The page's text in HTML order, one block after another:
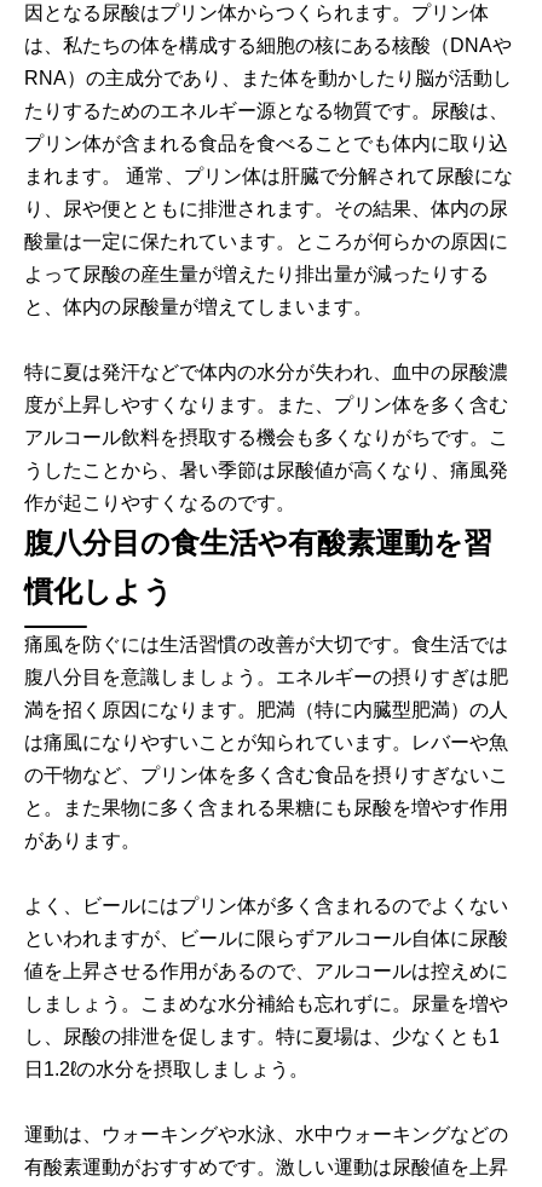
因となる尿酸はプリン体からつくられます。プリン体
は、私たちの体を構成する細胞の核にある核酸（DNAや
RNA）の主成分であり、また体を動かしたり脳が活動し
たりするためのエネルギー源となる物質です。尿酸は、
プリン体が含まれる食品を食べることでも体内に取り込
まれます。 通常、プリン体は肝臓で分解されて尿酸にな
り、尿や便とともに排泄されます。その結果、体内の尿
酸量は一定に保たれています。ところが何らかの原因に
よって尿酸の産生量が増えたり排出量が減ったりする
と、体内の尿酸量が増えてしまいます。
特に夏は発汗などで体内の水分が失われ、血中の尿酸濃
度が上昇しやすくなります。また、プリン体を多く含む
アルコール飲料を摂取する機会も多くなりがちです。こ
うしたことから、暑い季節は尿酸値が高くなり、痛風発
作が起こりやすくなるのです。
腹八分目の食生活や有酸素運動を習
慣化しよう
痛風を防ぐには生活習慣の改善が大切です。食生活では
腹八分目を意識しましょう。エネルギーの摂りすぎは肥
満を招く原因になります。肥満（特に内臓型肥満）の人
は痛風になりやすいことが知られています。レバーや魚
の干物など、プリン体を多く含む食品を摂りすぎないこ
と。また果物に多く含まれる果糖にも尿酸を増やす作用
があります。
よく、ビールにはプリン体が多く含まれるのでよくない
といわれますが、ビールに限らずアルコール自体に尿酸
値を上昇させる作用があるので、アルコールは控えめに
しましょう。こまめな水分補給も忘れずに。尿量を増や
し、尿酸の排泄を促します。特に夏場は、少なくとも1
日1.2ℓの水分を摂取しましょう。
運動は、ウォーキングや水泳、水中ウォーキングなどの
有酸素運動がおすすめです。激しい運動は尿酸値を上昇